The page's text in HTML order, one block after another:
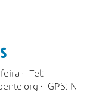
· Tel:
· GPS: N